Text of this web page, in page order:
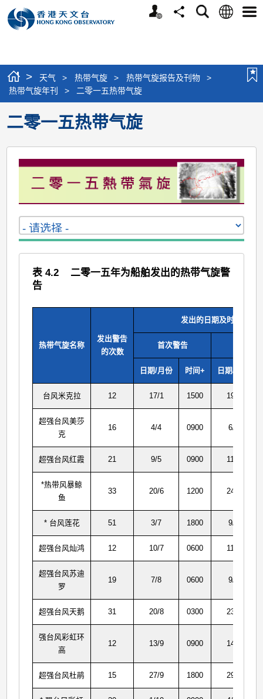
个
分
搜
语
选
> 天气 > 热带气旋 > 热带气旋报告及刊物
>
热带气旋年刊
> 二零一五热带气旋
二零一五热带气旋
表 4.2 二零一五年为船舶发出的热带气旋警
告
热带气旋名称
发出警告
的次数
发出的日期及时间
首次警告
日期/月份 时间+ 日期/月份
台风米克拉 12 17/1 1500 19/1
超强台风美莎
克
16 4/4 0900 6/4
超强台风红霞 21 9/5 0900 11/5
*热带风暴鲸
鱼
33 20/6 1200 24/6
* 台风莲花 51 3/7 1800 9/7
超强台风灿鸿 12 10/7 0600 11/7
超强台风苏迪
罗
19 7/8 0600 9/8
超强台风天鹅 31 20/8 0300 23/8
强台风彩虹环
高
12 13/9 0900 14/9
超强台风杜鹃 15 27/9 1800 29/9